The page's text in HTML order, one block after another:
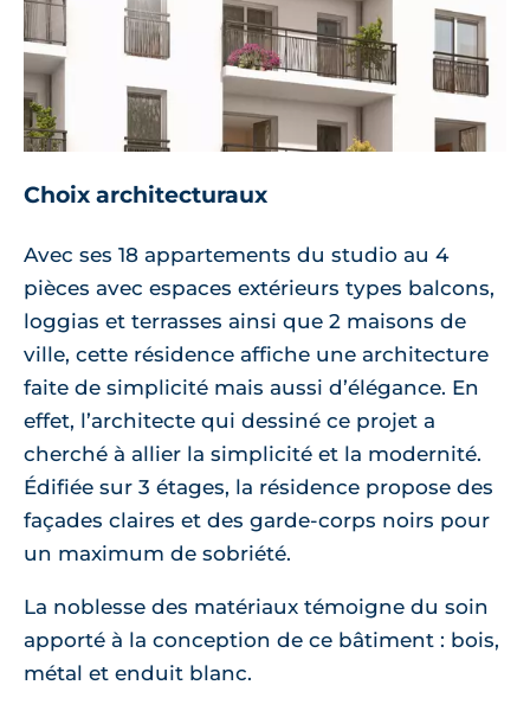
Choix architecturaux
Avec ses 18 appartements du studio au 4
pièces avec espaces extérieurs types balcons,
loggias et terrasses ainsi que 2 maisons de
ville, cette résidence affiche une architecture
faite de simplicité mais aussi d’élégance. En
effet, l’architecte qui dessiné ce projet a
cherché à allier la simplicité et la modernité.
Édifiée sur 3 étages, la résidence propose des
façades claires et des garde-corps noirs pour
un maximum de sobriété.
La noblesse des matériaux témoigne du soin
apporté à la conception de ce bâtiment : bois,
métal et enduit blanc.